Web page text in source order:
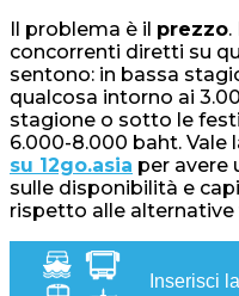
Il problema è il prezzo.
concorrenti diretti su
sentono: in bassa
qualcosa intorno ai
stagione o sotto le
6.000-8.000 baht. Vale
su 12go.asia per avere
sulle disponibilità e
rispetto alle alternative
Inserisci